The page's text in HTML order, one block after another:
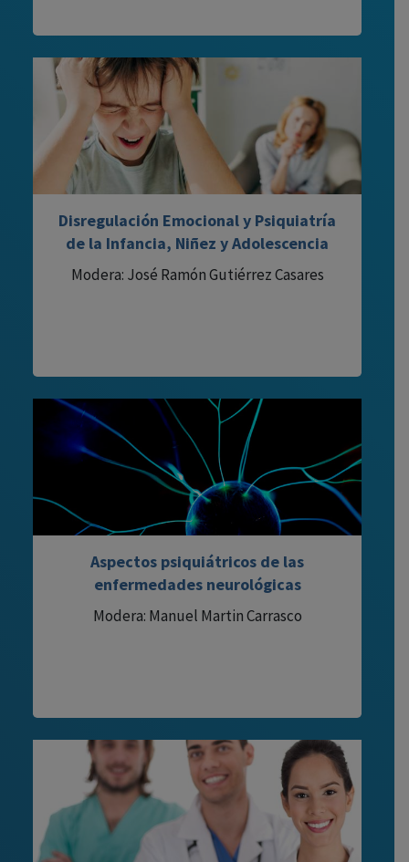
Disregulación Emocional y Psiquiatría
de la Infancia, Niñez y Adolescencia
Modera: José Ramón Gutiérrez Casares
Aspectos psiquiátricos de las
enfermedades neurológicas
Modera: Manuel Martin Carrasco